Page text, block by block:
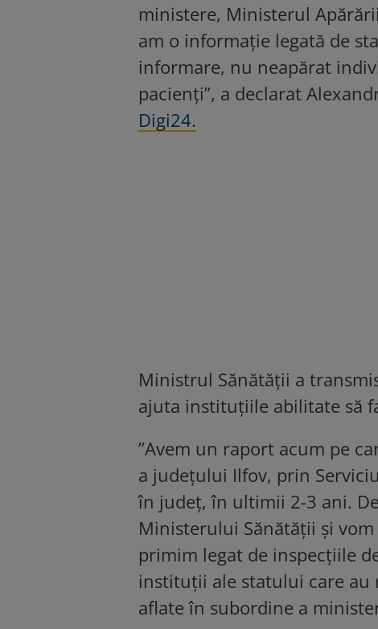
ministere, Ministerul
am o informaţie legată de
informare, nu neapărat
pacienţi”, a declarat
Digi24.
Ministrul Sănătății a
ajuta instituțiile abilitate să
”Avem un raport acum pe
a judeţului Ilfov, prin
în judeţ, în ultimii 2-3 ani.
Ministerului Sănătăţii şi
primim legat de inspecţiile
instituţii ale statului care
aflate în subordine a